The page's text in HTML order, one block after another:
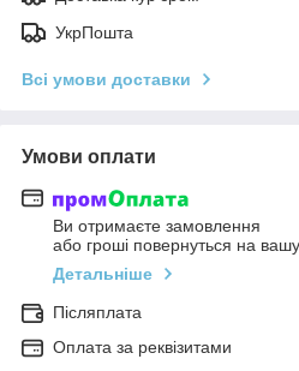
УкрПошта
Всі умови доставки
Умови оплати
Ви отримаєте замовлення
або гроші повернуться на
Детальніше
Післяплата
Оплата за реквізитами